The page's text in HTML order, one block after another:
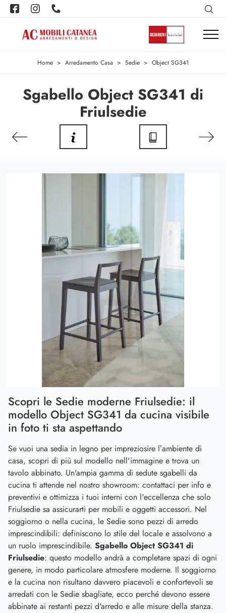
Home > Arredamento Casa > Sedie > Object SG341
Sgabello Object SG341 di
Friulsedie
Scopri le Sedie moderne Friulsedie: il
modello Object SG341 da cucina visibile
in foto ti sta aspettando
Se vuoi una sedia in legno per impreziosire l’ambiente di
casa, scopri di più sul modello nell'immagine e trova un
tavolo abbinato. Un'ampia gamma di sedute sgabelli da
cucina ti attende nel nostro showroom: contattaci per info e
preventivi e ottimizza i tuoi interni con l'eccellenza che solo
Friulsedie sa assicurarti per mobili e oggetti accessori. Nel
soggiorno o nella cucina, le Sedie sono pezzi di arredo
imprescindibili: definiscono lo stile del locale e assolvono a
un ruolo imprescindibile. Sgabello Object SG341 di
Friulsedie: questo modello andrà a completare spazi di ogni
genere, in modo particolare atmosfere moderne. Il soggiorno
e la cucina non risultano davvero piacevoli e confortevoli se
arredati con le Sedie sbagliate, ecco perché devono essere
abbinate ai restanti pezzi d'arredo e alle misure della stanza.